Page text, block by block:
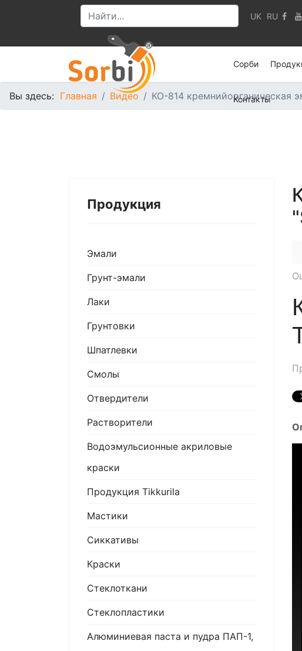
UK RU
Сорби
Контакты
Вы здесь: Главная Видео КО-814 кремнийорганическая
Продукция
Эмали
Грунт-эмали
Лаки
Грунтовки
Шпатлевки
Смолы
Отвердители
Растворители
Водоэмульсионные акриловые
краски
Продукция Tikkurila
Мастики
Сиккативы
Краски
Стеклоткани
Стеклопластики
Алюминиевая паста и пудра ПАП-1,